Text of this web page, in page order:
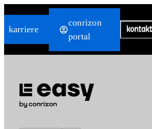
Inhalt
karriere
conrizon
portal